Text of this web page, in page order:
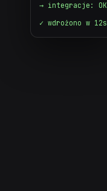
→ integracje: OK